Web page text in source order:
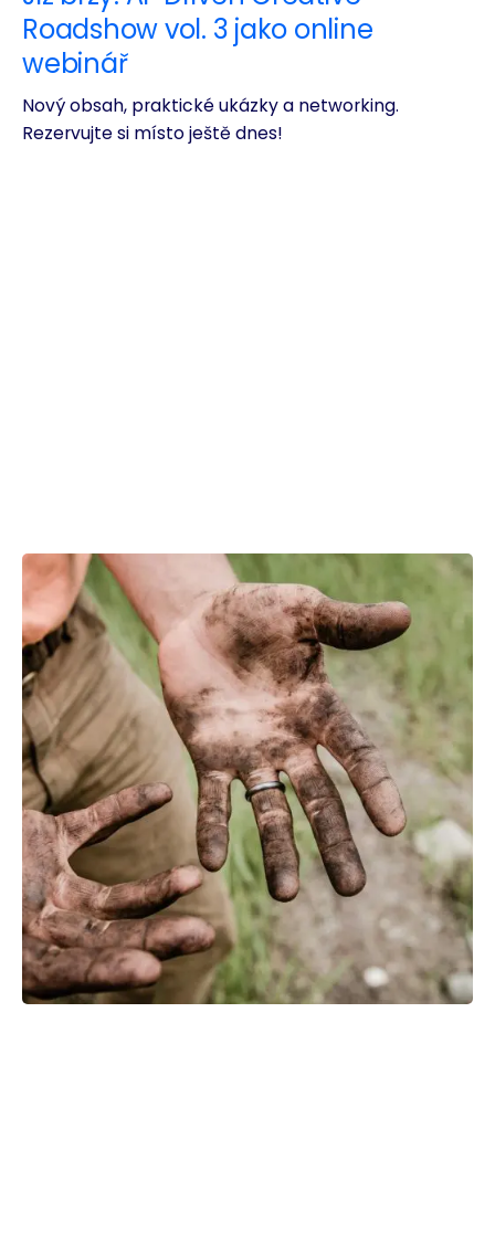
Roadshow vol. 3 jako online
webinář
Nový obsah, praktické ukázky a networking.
Rezervujte si místo ještě dnes!